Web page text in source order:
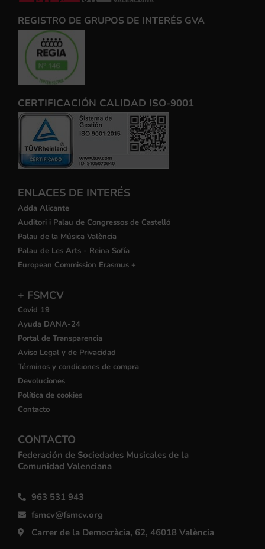
REGISTRO DE GRUPOS DE INTERÉS GVA
CERTIFICACIÓN CALIDAD ISO-9001
ENLACES DE INTERÉS
Adda Alicante
Auditori i Palau de Congressos de Castelló
Palau de la Música València
Palau de Les Arts - Reina Sofía
European Commission Erasmus +
+ FSMCV
Covid 19
Ayuda DANA-24
Portal de Transparencia
Aviso Legal y de Privacidad
Términos y condiciones de compra
Devoluciones
Política de cookies
Contacto
CONTACTO
Federación de Sociedades Musicales de la
Comunidad Valenciana
963 531 943
fsmcv@fsmcv.org
Carrer de la Democràcia, 62, 46018 València